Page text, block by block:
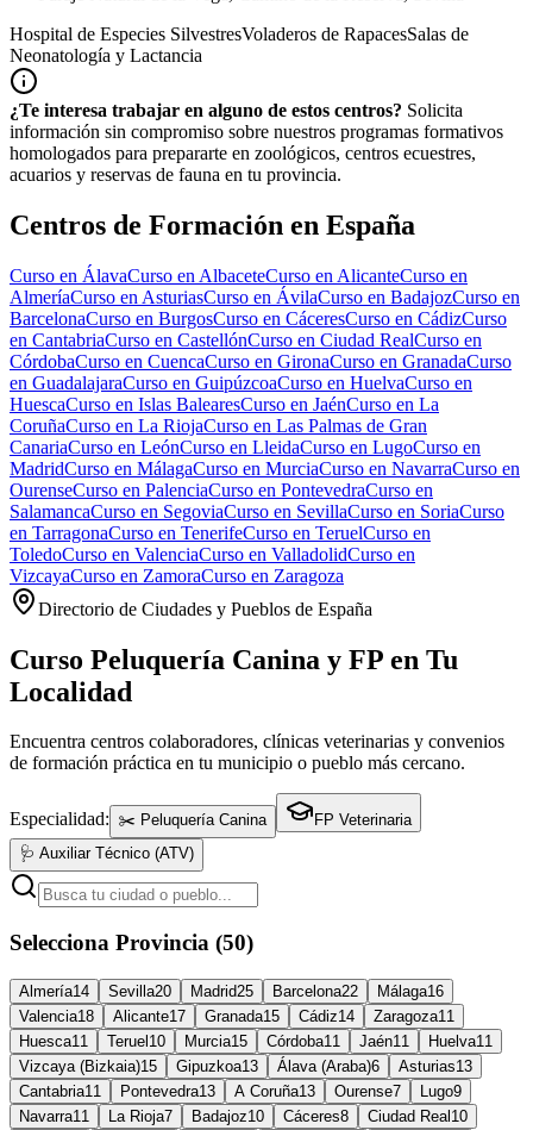
Hospital de Especies SilvestresVoladeros de RapacesSalas de
Neonatología y Lactancia
¿Te interesa trabajar en alguno de estos centros? Solicita
información sin compromiso sobre nuestros programas formativos
homologados para prepararte en zoológicos, centros ecuestres,
acuarios y reservas de fauna en tu provincia.
Centros de Formación en España
Curso en ÁlavaCurso en AlbaceteCurso en AlicanteCurso en
AlmeríaCurso en AsturiasCurso en ÁvilaCurso en BadajozCurso en
BarcelonaCurso en BurgosCurso en CáceresCurso en CádizCurso
en CantabriaCurso en CastellónCurso en Ciudad RealCurso en
CórdobaCurso en CuencaCurso en GironaCurso en GranadaCurso
en GuadalajaraCurso en GuipúzcoaCurso en HuelvaCurso en
HuescaCurso en Islas BalearesCurso en JaénCurso en La
CoruñaCurso en La RiojaCurso en Las Palmas de Gran
CanariaCurso en LeónCurso en LleidaCurso en LugoCurso en
MadridCurso en MálagaCurso en MurciaCurso en NavarraCurso en
OurenseCurso en PalenciaCurso en PontevedraCurso en
SalamancaCurso en SegoviaCurso en SevillaCurso en SoriaCurso
en TarragonaCurso en TenerifeCurso en TeruelCurso en
ToledoCurso en ValenciaCurso en ValladolidCurso en
VizcayaCurso en ZamoraCurso en Zaragoza
Directorio de Ciudades y Pueblos de España
Curso Peluquería Canina y FP en Tu
Localidad
Encuentra centros colaboradores, clínicas veterinarias y convenios
de formación práctica en tu municipio o pueblo más cercano.
Especialidad: ✂️ Peluquería Canina
FP Veterinaria
🩺 Auxiliar Técnico (ATV)
Selecciona Provincia (50)
Almería14 Sevilla20 Madrid25 Barcelona22 Málaga16
Valencia18 Alicante17 Granada15 Cádiz14 Zaragoza11
Huesca11 Teruel 10 Murcia15 Córdoba11 Jaén11 Huelva11
Vizcaya (Bizkaia)15 Gipuzkoa13 Álava (Araba)6 Asturias13
Cantabria11 Pontevedra13 A Coruña13 Ourense7 Lugo9
Navarra11 La Rioja7 Badajoz10 Cáceres8 Ciudad Real 10